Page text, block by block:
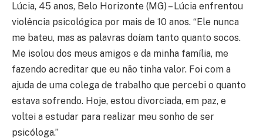
Lúcia, 45 anos, Belo Horizonte (MG) – Lúcia enfrentou
violência psicológica por mais de 10 anos. “Ele nunca
me bateu, mas as palavras doíam tanto quanto socos.
Me isolou dos meus amigos e da minha família, me
fazendo acreditar que eu não tinha valor. Foi com a
ajuda de uma colega de trabalho que percebi o quanto
estava sofrendo. Hoje, estou divorciada, em paz, e
voltei a estudar para realizar meu sonho de ser
psicóloga.”